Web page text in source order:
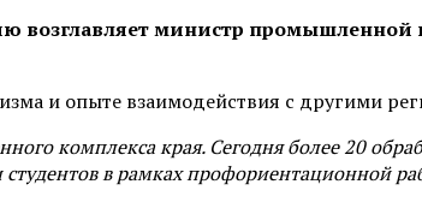
возглавляет министр
и опыте взаимодействия с другими
комплекса края. Сегодня более 20
в рамках профориентационной